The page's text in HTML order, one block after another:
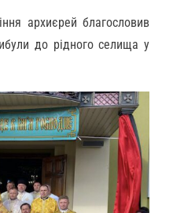
архиєрей благословив
до рідного селища у